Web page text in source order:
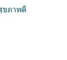
ขภาพดี